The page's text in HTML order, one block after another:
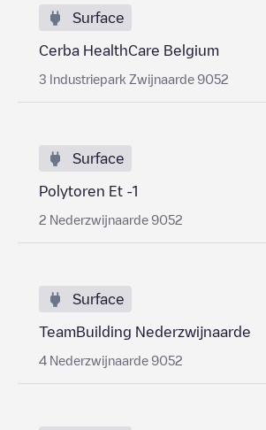
Surface
Cerba HealthCare Belgium
3 Industriepark Zwijnaarde 9052
Surface
Polytoren Et -1
2 Nederzwijnaarde 9052
Surface
TeamBuilding Nederzwijnaarde
4 Nederzwijnaarde 9052